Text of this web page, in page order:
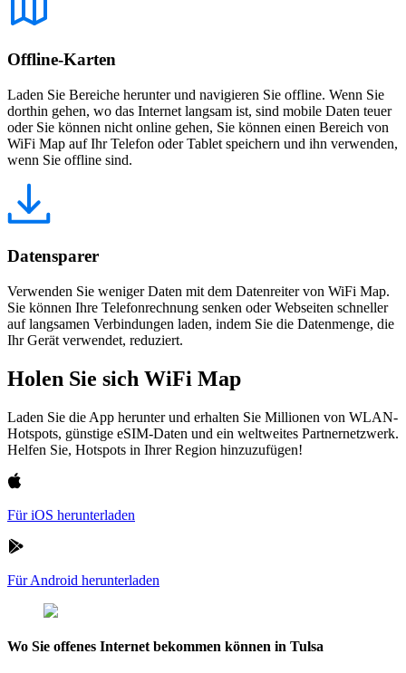
Offline-Karten
Laden Sie Bereiche herunter und navigieren Sie offline. Wenn Sie
dorthin gehen, wo das Internet langsam ist, sind mobile Daten teuer
oder Sie können nicht online gehen, Sie können einen Bereich von
WiFi Map auf Ihr Telefon oder Tablet speichern und ihn verwenden,
wenn Sie offline sind.
Datensparer
Verwenden Sie weniger Daten mit dem Datenreiter von WiFi Map.
Sie können Ihre Telefonrechnung senken oder Webseiten schneller
auf langsamen Verbindungen laden, indem Sie die Datenmenge, die
Ihr Gerät verwendet, reduziert.
Holen Sie sich WiFi Map
Laden Sie die App herunter und erhalten Sie Millionen von WLAN-
Hotspots, günstige eSIM-Daten und ein weltweites Partnernetzwerk.
Helfen Sie, Hotspots in Ihrer Region hinzuzufügen!
Für iOS herunterladen
Für Android herunterladen
Wo Sie offenes Internet bekommen können in Tulsa